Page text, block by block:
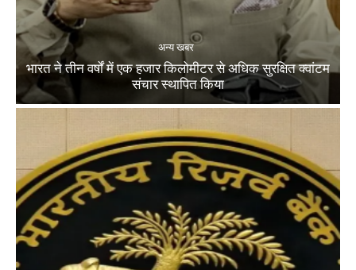
अन्य खबर
भारत ने तीन वर्षों में एक हजार किलोमीटर से अधिक सुरक्षित क्वांटम
संचार स्थापित किया